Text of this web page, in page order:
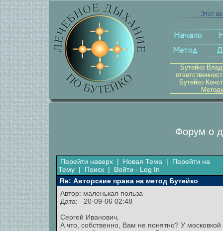
Этот
Бутейко
Бутейко
Форум о
Перейти наверх | Новая Тема | Перейти на
Тему | Поиск | Войти - Log In
Re: Авторские права на метод Бутейко
Автор: маленькая польза
Дата: 20-09-06 02:48
Сергей Иванович,
А что, собственно, Вам не понятно? У